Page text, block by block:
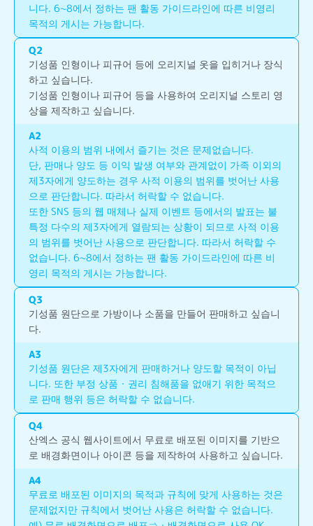
니다. 6~8에서 정하는 팬 활동 가이드라인에 따른 비영리
목적의 게시는 가능합니다.
Q2
기성품 인형이나 피규어 등에 오리지널 옷을 입히거나 장식
하고 싶습니다.
기성품 인형이나 피규어 등을 사용하여 오리지널 스토리 영
상을 제작하고 싶습니다.
A2
사적 이용의 범위 내에서 즐기는 것은 문제없습니다.
단, 판매나 양도 등 이익 발생 여부와 관계없이 가족 이외의
제3자에게 양도하는 경우 사적 이용의 범위를 벗어난 사용
으로 판단합니다. 따라서 허락할 수 없습니다.
또한 SNS 등의 웹 매체나 실제 이벤트 등에서의 발표는 불
특정 다수의 제3자에게 열람되는 상황이 되므로 사적 이용
의 범위를 벗어난 사용으로 판단합니다. 따라서 허락할 수
없습니다. 6~8에서 정하는 팬 활동 가이드라인에 따른 비
영리 목적의 게시는 가능합니다.
Q3
기성품 원단으로 가방이나 소품을 만들어 판매하고 싶습니
다.
A3
기성품 원단은 제3자에게 판매하거나 양도할 목적이 아닙
니다. 또한 부정 상품・권리 침해품을 없애기 위한 목적으
로 판매 행위 등은 허락할 수 없습니다.
Q4
산엑스 공식 웹사이트에서 무료로 배포된 이미지를 기반으
로 배경화면이나 아이콘 등을 제작하여 사용하고 싶습니다.
A4
무료로 배포된 이미지의 목적과 규칙에 맞게 사용하는 것은
문제없지만 규칙에서 벗어난 사용은 허락할 수 없습니다.